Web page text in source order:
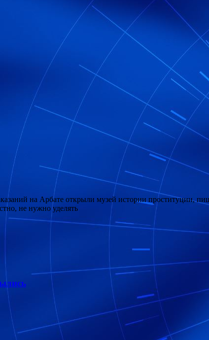
на Арбате открыли музей истории проституции,
не нужно уделять